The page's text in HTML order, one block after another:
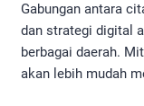
Gabungan antara
dan strategi digital
berbagai daerah.
akan lebih mudah